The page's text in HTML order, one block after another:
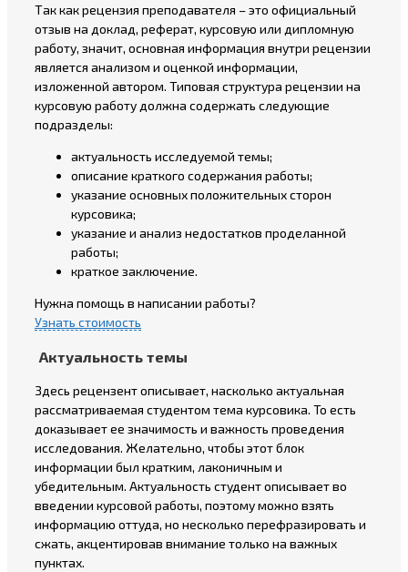
Так как рецензия преподавателя – это официальный
отзыв на доклад, реферат, курсовую или дипломную
работу, значит, основная информация внутри рецензии
является анализом и оценкой информации,
изложенной автором. Типовая структура рецензии на
курсовую работу должна содержать следующие
подразделы:
актуальность исследуемой темы;
описание краткого содержания работы;
указание основных положительных сторон
курсовика;
указание и анализ недостатков проделанной
работы;
краткое заключение.
Нужна помощь в написании работы?
Узнать стоимость
Актуальность темы
Здесь рецензент описывает, насколько актуальная
рассматриваемая студентом тема курсовика. То есть
доказывает ее значимость и важность проведения
исследования. Желательно, чтобы этот блок
информации был кратким, лаконичным и
убедительным. Актуальность студент описывает во
введении курсовой работы, поэтому можно взять
информацию оттуда, но несколько перефразировать и
сжать, акцентировав внимание только на важных
пунктах.